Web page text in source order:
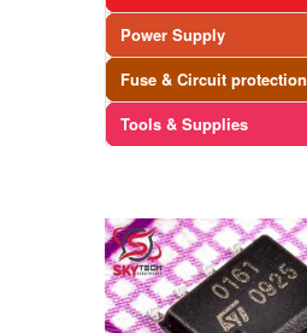
Power Supply
Fuse & Circuit protection
Tools & Supplies